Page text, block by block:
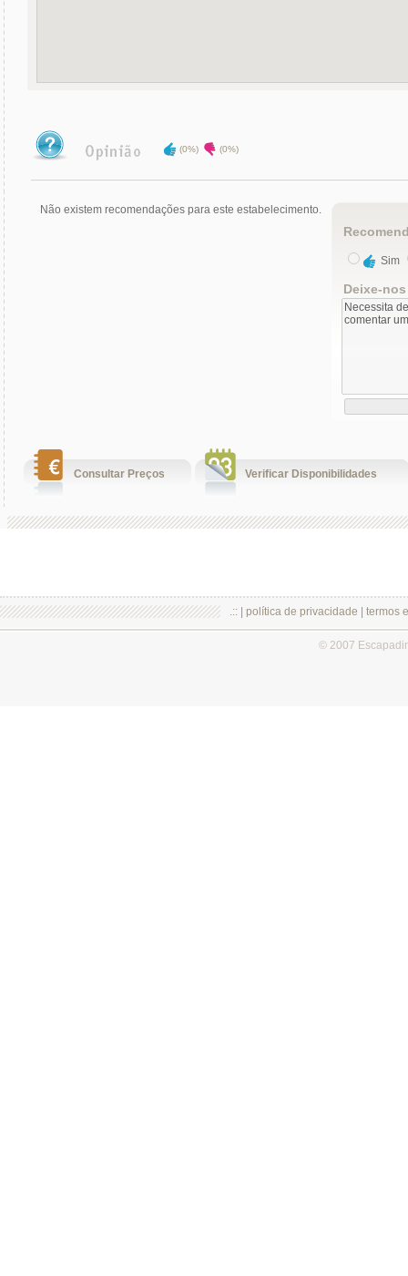
(0%) (0%)
Não existem recomendações para este estabelecimento.
Sim
Deixe-
Consultar Preços Verificar Disponibilidades
.:: | política de privacidade termos
© 2007